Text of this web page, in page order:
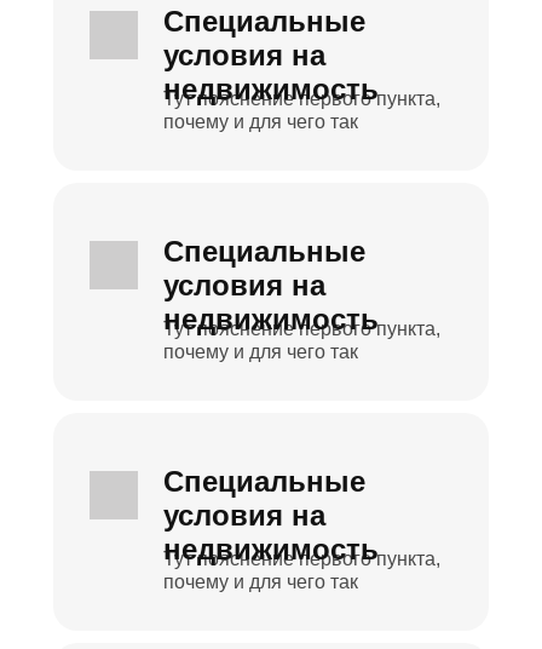
Тут пояснение первого пункта,
почему и для чего так
Специальные
условия на
недвижимость
Тут пояснение первого пункта,
почему и для чего так
Специальные
условия на
недвижимость
Тут пояснение первого пункта,
почему и для чего так
Специальные
условия на
недвижимость